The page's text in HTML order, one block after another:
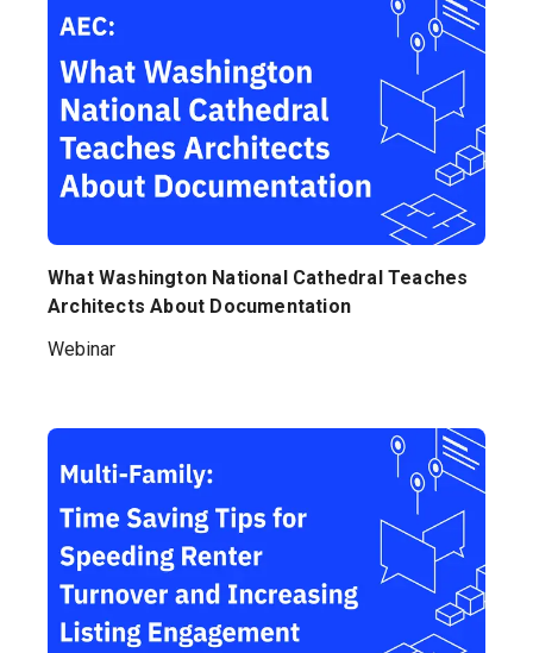
What Washington National Cathedral Teaches
Architects About Documentation
Webinar